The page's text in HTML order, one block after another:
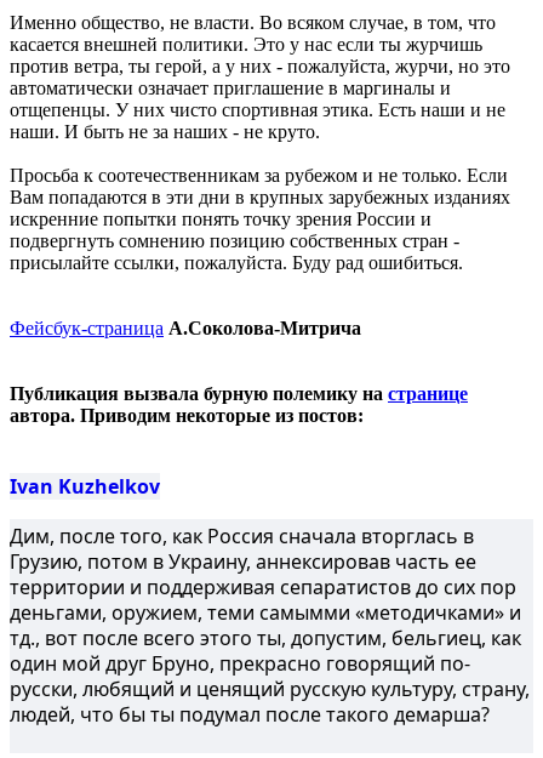
Именно общество, не власти. Во всяком случае, в том, что
касается внешней политики. Это у нас если ты журчишь
против ветра, ты герой, а у них - пожалуйста, журчи, но это
автоматически означает приглашение в маргиналы и
отщепенцы. У них чисто спортивная этика. Есть наши и не
наши. И быть не за наших - не круто.
Просьба к соотечественникам за рубежом и не только. Если
Вам попадаются в эти дни в крупных зарубежных изданиях
искренние попытки понять точку зрения России и
подвергнуть сомнению позицию собственных стран -
присылайте ссылки, пожалуйста. Буду рад ошибиться.
Фейсбук-страница А.Соколова-Митрича
Публикация вызвала бурную полемику на странице
автора. Приводим некоторые из постов:
Ivan Kuzhelkov
Дим, после того, как Россия сначала вторглась в
Грузию, потом в Украину, аннексировав часть ее
территории и поддерживая сепаратистов до сих пор
деньгами, оружием, теми самымми «методичками» и
тд., вот после всего этого ты, допустим, бельгиец, как
один мой друг Бруно, прекрасно говорящий по-
русски, любящий и ценящий русскую культуру, страну,
людей, что бы ты подумал после такого демарша?